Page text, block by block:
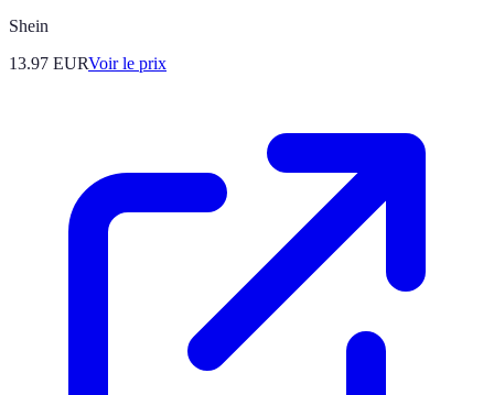
Shein
13.97 EURVoir le prix